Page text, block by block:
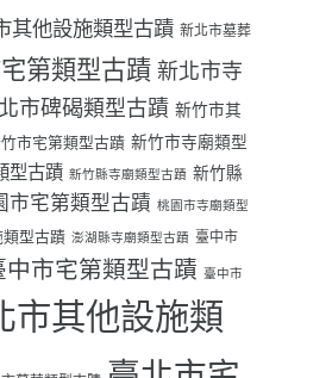
其他設施類型古蹟 新北市墓葬
第類型古蹟 新北市寺
市碑碣類型古蹟 新竹市其
市宅第類型古蹟 新竹市寺廟類型
型古蹟 新竹縣寺廟類型古蹟 新竹縣
市宅第類型古蹟 桃園市寺廟類型
型古蹟 澎湖縣寺廟類型古蹟 臺中市
中市宅第類型古蹟 臺中市
市其他設施類